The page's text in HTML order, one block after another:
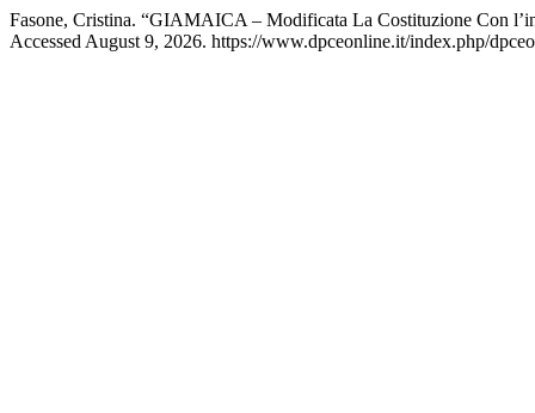
Fasone, Cristina. “GIAMAICA ‒ Modificata La Costituzione Con
Accessed August 9, 2026. https://www.dpceonline.it/index.php/